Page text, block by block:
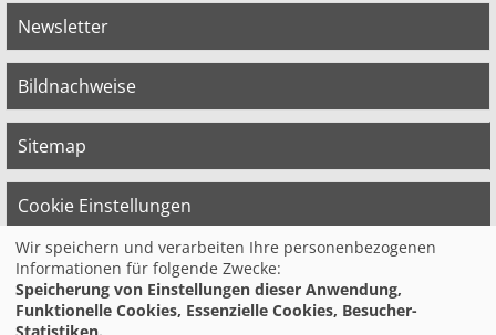
Newsletter
Bildnachweise
Sitemap
Cookie Einstellungen
© 2026 Bildungswerk der Vereinten Dienst­
leis­tungs­ge­werk­schaft (ver.di) in
Wir speichern und verarbeiten Ihre personenbezogenen
Informationen für folgende Zwecke:
Speicherung von Einstellungen dieser Anwendung,
Funktionelle Cookies, Essenzielle Cookies, Besucher-